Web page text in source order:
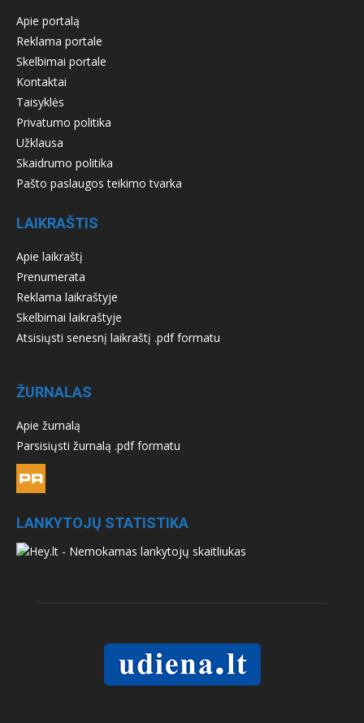
Apie portalą
Reklama portale
Skelbimai portale
Kontaktai
Taisyklės
Privatumo politika
Užklausa
Skaidrumo politika
Pašto paslaugos teikimo tvarka
LAIKRAŠTIS
Apie laikraštį
Prenumerata
Reklama laikraštyje
Skelbimai laikraštyje
Atsisiųsti senesnį laikraštį .pdf formatu
ŽURNALAS
Apie žurnalą
Parsisiųsti žurnalą .pdf formatu
LANKYTOJŲ STATISTIKA